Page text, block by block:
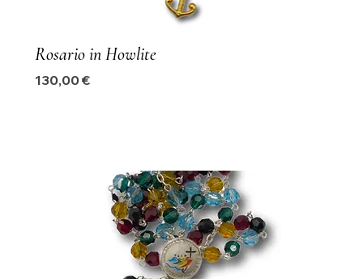
Rosario in Howlite
Precio
130,00 €